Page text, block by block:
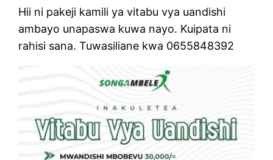
Hii ni pakeji kamili ya vitabu vya uandishi
ambayo unapaswa kuwa nayo. Kuipata ni
rahisi sana. Tuwasiliane kwa 0655848392